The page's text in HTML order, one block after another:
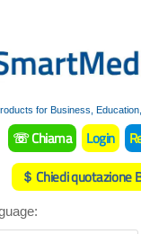
for Business,
☏ Chiama Login
＄ Chiedi